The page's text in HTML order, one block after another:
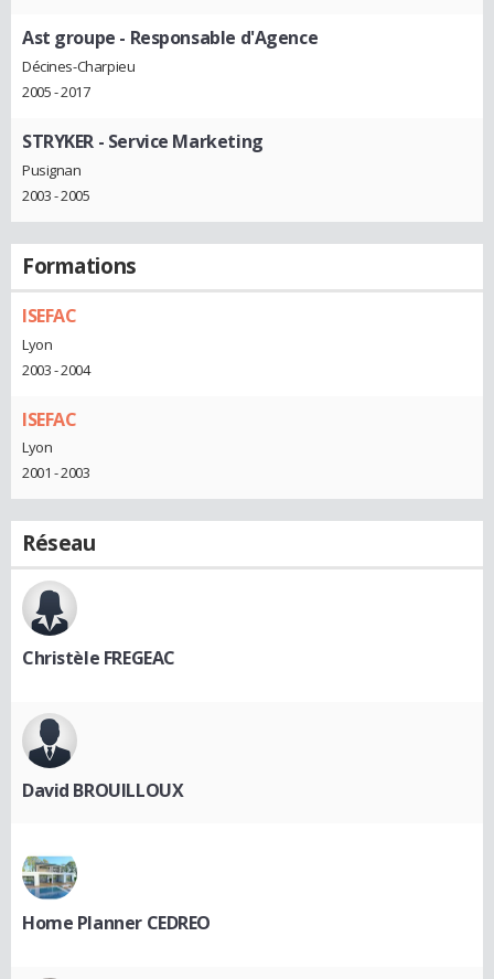
Ast groupe - Responsable d'Agence
Décines-Charpieu
2005 - 2017
STRYKER - Service Marketing
Pusignan
2003 - 2005
Formations
ISEFAC
Lyon
2003 - 2004
ISEFAC
Lyon
2001 - 2003
Réseau
Christèle FREGEAC
David BROUILLOUX
Home Planner CEDREO